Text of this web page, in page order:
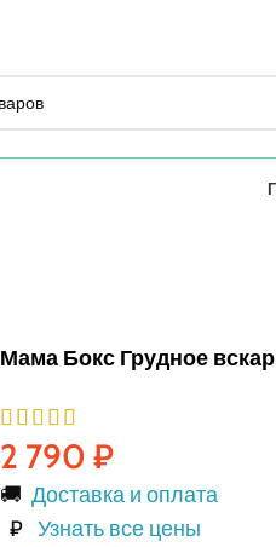
Мама Бокс Грудное
2 790 ₽
🚚 Доставка и оплата
₽ Узнать все цены